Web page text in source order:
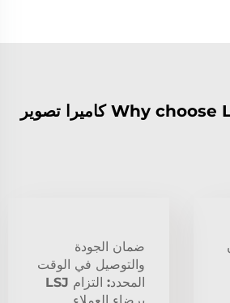
Why choose LSJ Technology كاميرا تصوير
ضمان الجودة
والتوصيل في الوقت
المحدد: التزام LSJ